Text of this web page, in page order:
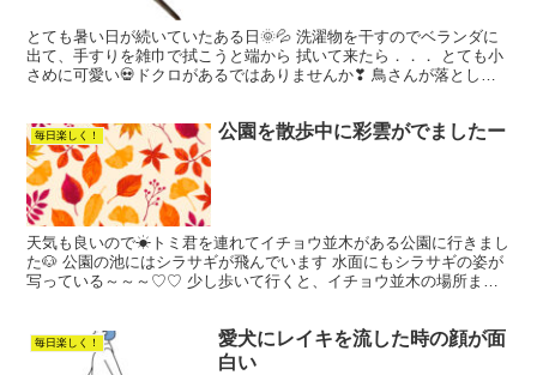
とても暑い日が続いていたある日🌞💦 洗濯物を干すのでベランダに
出て、手すりを雑巾で拭こうと端から 拭いて来たら．．． とても小
さめに可愛い💀ドクロがあるではありませんか❣ 鳥さんが落とした
毎日楽しく！ 公園を散歩中に彩雲がでましたー
天気も良いので☀トミ君を連れてイチョウ並木がある公園に行きまし
た🐶 公園の池にはシラサギが飛んでいます 水面にもシラサギの姿が
写っている～～～♡♡ 少し歩いて行くと、イチョウ並木の場所まで
毎日楽しく！
愛犬にレイキを流した時の顔が面
白い